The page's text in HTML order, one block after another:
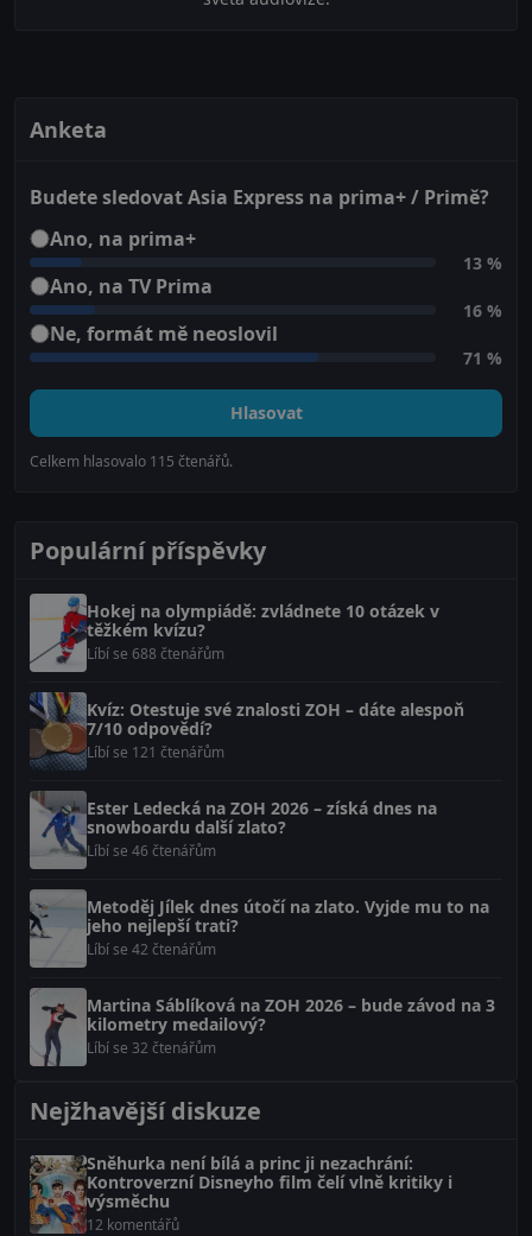
Anketa
Budete sledovat Asia Express na prima+ / Primě?
Ano, na prima+
13 %
Ano, na TV Prima
16 %
Ne, formát mě neoslovil
71 %
Hlasovat
Celkem hlasovalo 115 čtenářů.
Populární příspěvky
Hokej na olympiádě: zvládnete 10 otázek v
těžkém kvízu?
Líbí se 688 čtenářům
Kvíz: Otestuje své znalosti ZOH – dáte alespoň
7/10 odpovědí?
Líbí se 121 čtenářům
Ester Ledecká na ZOH 2026 – získá dnes na
snowboardu další zlato?
Líbí se 46 čtenářům
Metoděj Jílek dnes útočí na zlato. Vyjde mu to na
jeho nejlepší trati?
Líbí se 42 čtenářům
Martina Sáblíková na ZOH 2026 – bude závod na 3
kilometry medailový?
Líbí se 32 čtenářům
Nejžhavější diskuze
Sněhurka není bílá a princ ji nezachrání:
Kontroverzní Disneyho film čelí vlně kritiky i
výsměchu
12 komentářů